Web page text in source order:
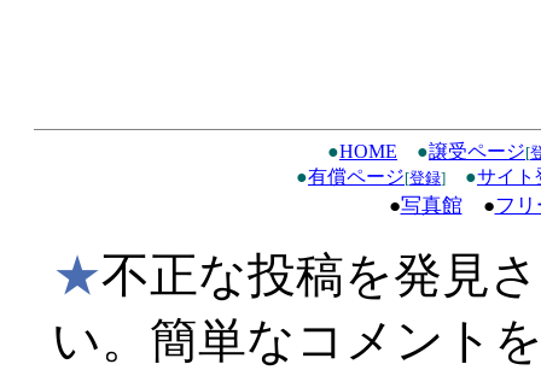
●HOME ●譲受ページ[
●有償ページ[登録] ●サイト
●写真館●フ
★不正な投稿を発見
い。簡単なコメント